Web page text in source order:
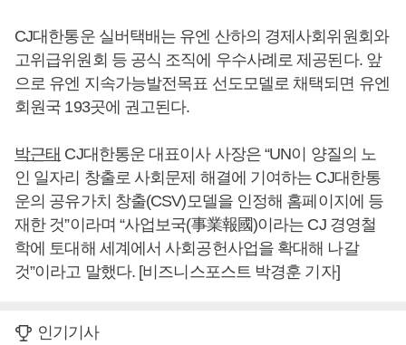
CJ대한통운 실버택배는 유엔 산하의 경제사회위원회와
고위급위원회 등 공식 조직에 우수사례로 제공된다. 앞
으로 유엔 지속가능발전목표 선도모델로 채택되면 유엔
회원국 193곳에 권고된다.
박근태 CJ대한통운 대표이사 사장은 “UN이 양질의 노
인 일자리 창출로 사회문제 해결에 기여하는 CJ대한통
운의 공유가치 창출(CSV)모델을 인정해 홈페이지에 등
재한 것”이라며 “사업보국(事業報國)이라는 CJ 경영철
학에 토대해 세계에서 사회공헌사업을 확대해 나갈
것”이라고 말했다. [비즈니스포스트 박경훈 기자]
인기기사